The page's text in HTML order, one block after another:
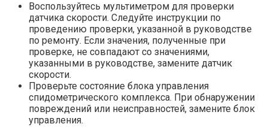
Воспользуйтесь мультиметром для проверки
датчика скорости. Следуйте инструкции по
проведению проверки, указанной в руководстве
по ремонту. Если значения, полученные при
проверке, не совпадают со значениями,
указанными в руководстве, замените датчик
скорости.
Проверьте состояние блока управления
спидометрического комплекса. При обнаружении
повреждений или неисправностей, замените блок
управления.